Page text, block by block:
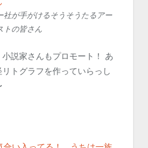
社が手がけるそうそうたるアー
トの皆さん
説家さんもプロモート！ あ
トグラフを作っていらっし